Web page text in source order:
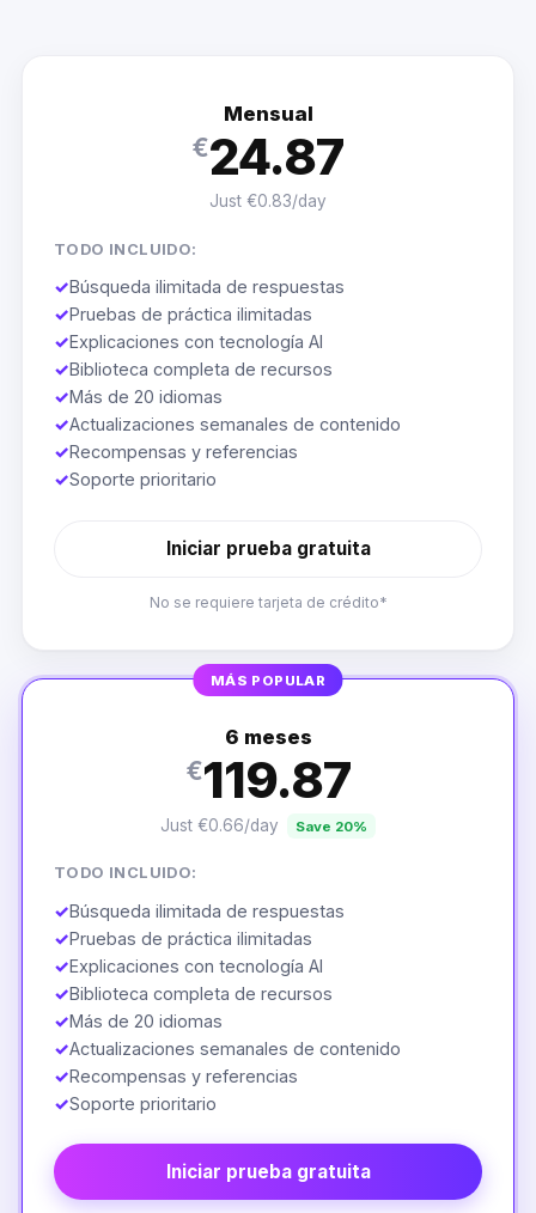
Mensual
€24.87
Just €0.83/day
TODO INCLUIDO:
✓Búsqueda ilimitada de respuestas
✓Pruebas de práctica ilimitadas
✓Explicaciones con tecnología AI
✓Biblioteca completa de recursos
✓Más de 20 idiomas
✓Actualizaciones semanales de contenido
✓Recompensas y referencias
✓Soporte prioritario
Iniciar prueba gratuita
No se requiere tarjeta de crédito*
MÁS POPULAR
6 meses
€119.87
Just €0.66/day Save 20%
TODO INCLUIDO:
✓Búsqueda ilimitada de respuestas
✓Pruebas de práctica ilimitadas
✓Explicaciones con tecnología AI
✓Biblioteca completa de recursos
✓Más de 20 idiomas
✓Actualizaciones semanales de contenido
✓Recompensas y referencias
✓Soporte prioritario
Iniciar prueba gratuita